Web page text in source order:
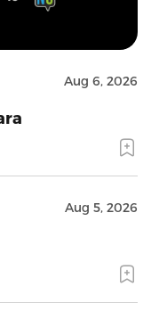
Aug 6, 2026
Aug 5, 2026